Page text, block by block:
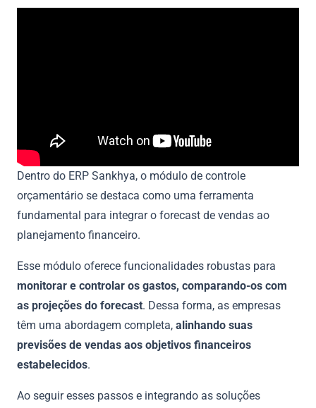
Dentro do ERP Sankhya, o módulo de controle
orçamentário se destaca como uma ferramenta
fundamental para integrar o forecast de vendas ao
planejamento financeiro.
Esse módulo oferece funcionalidades robustas para
monitorar e controlar os gastos, comparando-os com
as projeções do forecast. Dessa forma, as empresas
têm uma abordagem completa, alinhando suas
previsões de vendas aos objetivos financeiros
estabelecidos.
Ao seguir esses passos e integrando as soluções